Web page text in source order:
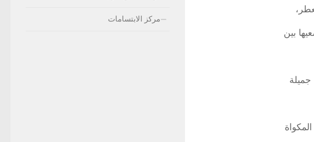
بين
مركز الابتسامات